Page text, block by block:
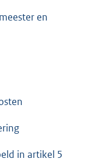
en
in artikel 5